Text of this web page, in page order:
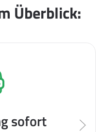
Überblick:
sofort